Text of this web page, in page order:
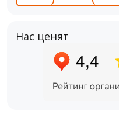
Нас ценят